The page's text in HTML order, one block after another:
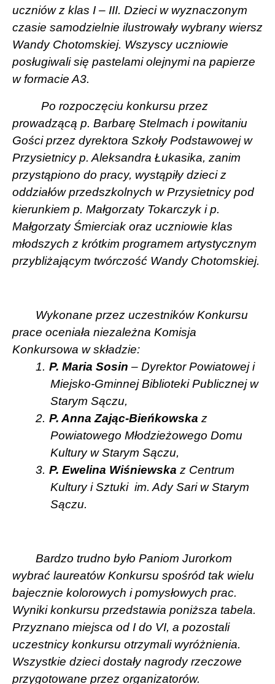
uczniów z klas I – III. Dzieci w wyznaczonym
czasie samodzielnie ilustrowały wybrany wiersz
Wandy Chotomskiej. Wszyscy uczniowie
posługiwali się pastelami olejnymi na papierze
w formacie A3.
Po rozpoczęciu konkursu przez
prowadzącą p. Barbarę Stelmach i powitaniu
Gości przez dyrektora Szkoły Podstawowej w
Przysietnicy p. Aleksandra Łukasika, zanim
przystąpiono do pracy, wystąpiły dzieci z
oddziałów przedszkolnych w Przysietnicy pod
kierunkiem p. Małgorzaty Tokarczyk i p.
Małgorzaty Śmierciak oraz uczniowie klas
młodszych z krótkim programem artystycznym
przybliżającym twórczość Wandy Chotomskiej.
Wykonane przez uczestników Konkursu
prace oceniała niezależna Komisja
Konkursowa w składzie:
1. P. Maria Sosin – Dyrektor Powiatowej i
Miejsko-Gminnej Biblioteki Publicznej w
Starym Sączu,
2. P. Anna Zając-Bieńkowska z
Powiatowego Młodzieżowego Domu
Kultury w Starym Sączu,
3. P. Ewelina Wiśniewska z Centrum
Kultury i Sztuki im. Ady Sari w Starym
Sączu.
Bardzo trudno było Paniom Jurorkom
wybrać laureatów Konkursu spośród tak wielu
bajecznie kolorowych i pomysłowych prac.
Wyniki konkursu przedstawia poniższa tabela.
Przyznano miejsca od I do VI, a pozostali
uczestnicy konkursu otrzymali wyróżnienia.
Wszystkie dzieci dostały nagrody rzeczowe
przygotowane przez organizatorów.